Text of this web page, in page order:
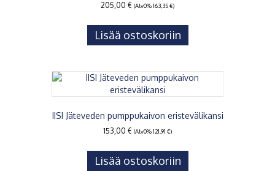
205,00 € (Alv0%163,35€)
Lisää ostoskoriin
IISI Jäteveden pumppukaivon eristevälikansi
153,00 € (Alv0%121,91 €)
Lisää ostoskoriin